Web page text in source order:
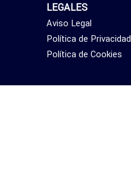
LEGALES
Aviso Legal
Política de Privacidad
Política de Cookies